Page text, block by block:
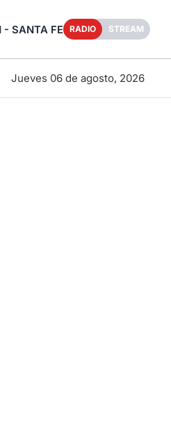
- SANTA FE RADIO STREAM
Jueves 06 de agosto, 2026